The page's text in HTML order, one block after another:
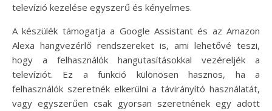
televízió kezelése egyszerű és kényelmes.
A készülék támogatja a Google Assistant és az Amazon
Alexa hangvezérlő rendszereket is, ami lehetővé teszi,
hogy a felhasználók hangutasításokkal vezéreljék a
televíziót. Ez a funkció különösen hasznos, ha a
felhasználók szeretnék elkerülni a távirányító használatát,
vagy egyszerűen csak gyorsan szeretnének egy adott